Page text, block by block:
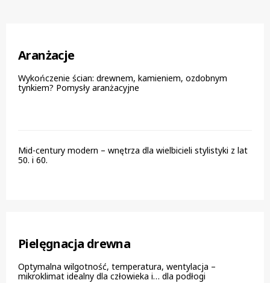
Aranżacje
Wykończenie ścian: drewnem, kamieniem, ozdobnym
tynkiem? Pomysły aranżacyjne
Mid-century modern – wnętrza dla wielbicieli stylistyki z lat
50. i 60.
Pielęgnacja drewna
Optymalna wilgotność, temperatura, wentylacja –
mikroklimat idealny dla człowieka i… dla podłogi